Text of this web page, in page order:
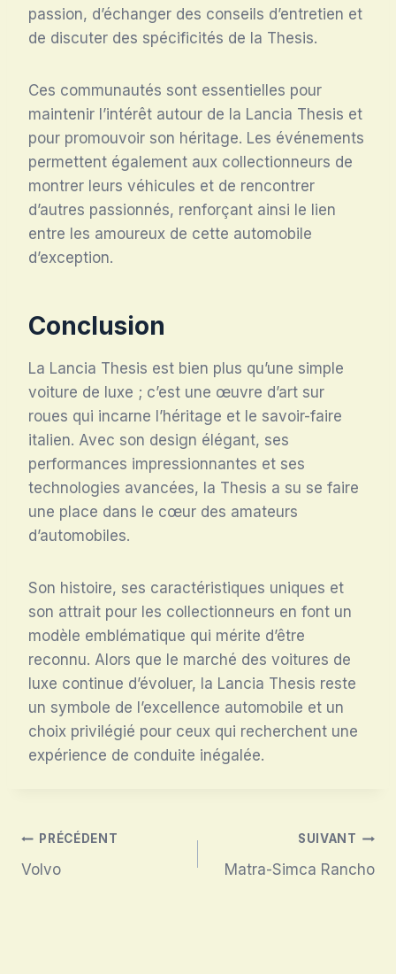
passion, d’échanger des conseils d’entretien et
de discuter des spécificités de la Thesis.
Ces communautés sont essentielles pour
maintenir l’intérêt autour de la Lancia Thesis et
pour promouvoir son héritage. Les événements
permettent également aux collectionneurs de
montrer leurs véhicules et de rencontrer
d’autres passionnés, renforçant ainsi le lien
entre les amoureux de cette automobile
d’exception.
Conclusion
La Lancia Thesis est bien plus qu’une simple
voiture de luxe ; c’est une œuvre d’art sur
roues qui incarne l’héritage et le savoir-faire
italien. Avec son design élégant, ses
performances impressionnantes et ses
technologies avancées, la Thesis a su se faire
une place dans le cœur des amateurs
d’automobiles.
Son histoire, ses caractéristiques uniques et
son attrait pour les collectionneurs en font un
modèle emblématique qui mérite d’être
reconnu. Alors que le marché des voitures de
luxe continue d’évoluer, la Lancia Thesis reste
un symbole de l’excellence automobile et un
choix privilégié pour ceux qui recherchent une
expérience de conduite inégalée.
Navigation
de
PRÉCÉDENT
Volvo
SUIVANT
Matra-Simca Rancho